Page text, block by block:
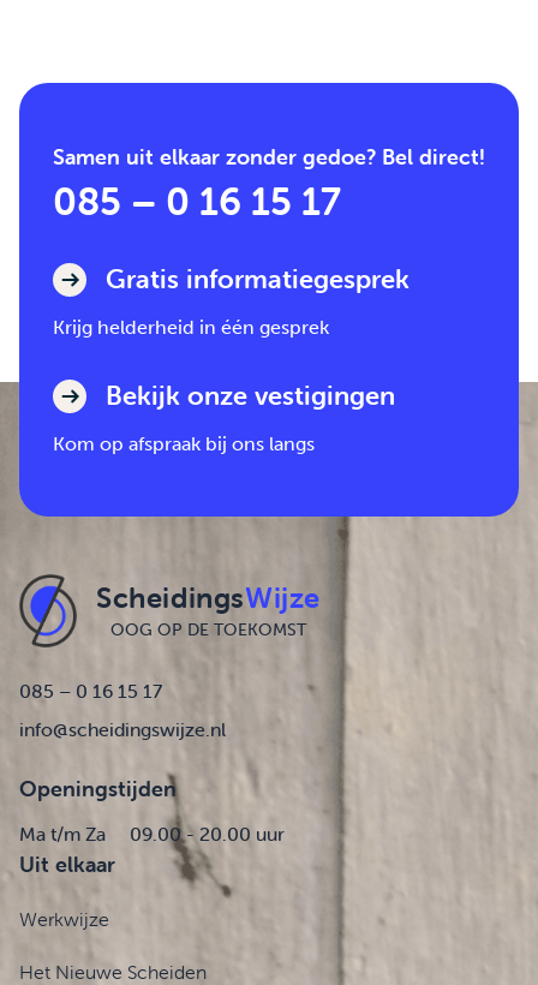
Samen uit elkaar zonder gedoe? Bel direct!
085 – 0 16 15 17
Gratis informatiegesprek
Krijg helderheid in één gesprek
Bekijk onze vestigingen
Kom op afspraak bij ons langs
ScheidingsWijze
OOG OP DE TOEKOMST
085 – 0 16 15 17
info@scheidingswijze.nl
Openingstijden
Ma t/m Za 09.00 - 20.00 uur
Uit elkaar
Werkwijze
Het Nieuwe Scheiden